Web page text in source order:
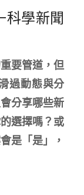
學新聞
要管道，但
過動態與分
分享哪些新
選擇嗎？或
是「是」，